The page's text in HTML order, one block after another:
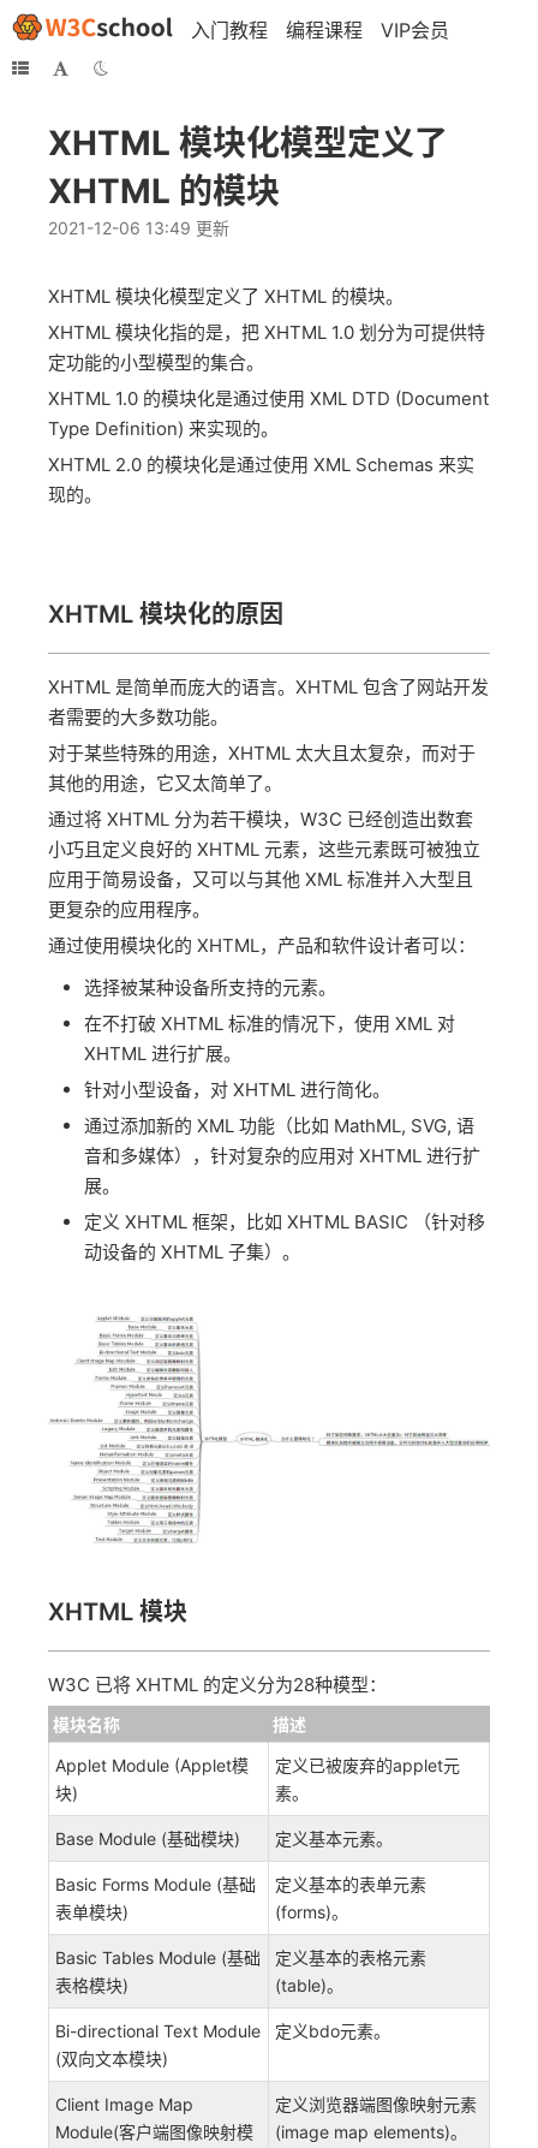
入门教程 编程课程 VIP会员
XHTML 模块化模型定义了
XHTML 的模块
2021-12-06 13:49 更新
XHTML 模块化模型定义了 XHTML 的模块。
XHTML 模块化指的是，把 XHTML 1.0 划分为可提供特
定功能的小型模型的集合。
XHTML 1.0 的模块化是通过使用 XML DTD (Document
Type Definition) 来实现的。
XHTML 2.0 的模块化是通过使用 XML Schemas 来实
现的。
XHTML 模块化的原因
XHTML 是简单而庞大的语言。XHTML 包含了网站开发
者需要的大多数功能。
对于某些特殊的用途，XHTML 太大且太复杂，而对于
其他的用途，它又太简单了。
通过将 XHTML 分为若干模块，W3C 已经创造出数套
小巧且定义良好的 XHTML 元素，这些元素既可被独立
应用于简易设备，又可以与其他 XML 标准并入大型且
更复杂的应用程序。
通过使用模块化的 XHTML，产品和软件设计者可以：
选择被某种设备所支持的元素。
在不打破 XHTML 标准的情况下，使用 XML 对
XHTML 进行扩展。
针对小型设备，对 XHTML 进行简化。
通过添加新的 XML 功能（比如 MathML, SVG, 语
音和多媒体），针对复杂的应用对 XHTML 进行扩
展。
定义 XHTML 框架，比如 XHTML BASIC （针对移
动设备的 XHTML 子集）。
XHTML 模块
W3C 已将 XHTML 的定义分为28种模型：
模块名称
描述
Applet Module (Applet模
块)
定义已被废弃的applet元
素。
Base Module (基础模块) 定义基本元素。
Basic Forms Module (基础
表单模块)
定义基本的表单元素
(forms)。
Basic Tables Module (基础
表格模块)
定义基本的表格元素
(table)。
Bi-directional Text Module
(双向文本模块)
定义bdo元素。
Client Image Map
Module(客户端图像映射模
定义浏览器端图像映射元素
(image map elements)。